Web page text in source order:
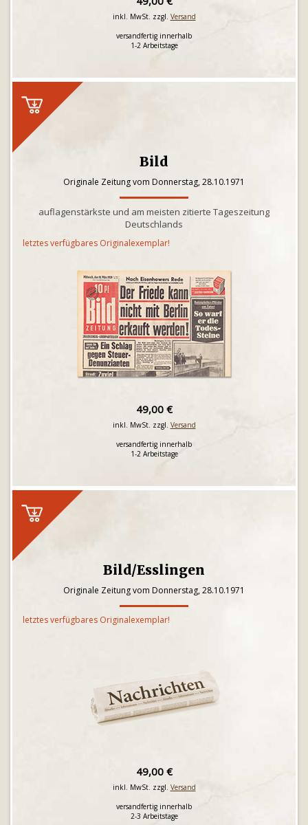
inkl. MwSt. zzgl. Versand
versandfertig innerhalb
1-2 Arbeitstage
Bild
Originale Zeitung vom Donnerstag, 28.10.1971
auflagenstärkste und am meisten zitierte Tageszeitung
Deutschlands
letztes verfügbares Originalexemplar!
49,00 €
inkl. MwSt. zzgl. Versand
versandfertig innerhalb
1-2 Arbeitstage
Bild/Esslingen
Originale Zeitung vom Donnerstag, 28.10.1971
letztes verfügbares Originalexemplar!
49,00 €
inkl. MwSt. zzgl. Versand
versandfertig innerhalb
2-3 Arbeitstage